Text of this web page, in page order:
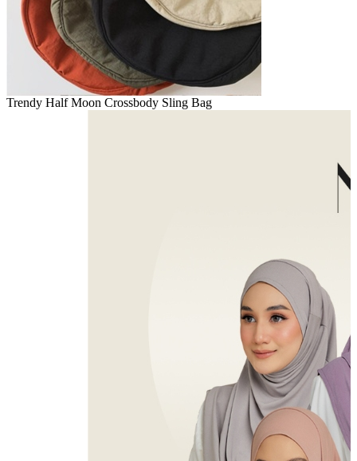
Trendy Half Moon Crossbody Sling Bag